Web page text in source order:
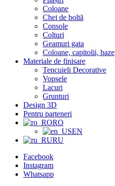
Coloane
Chei de boltă
Console
Colturi
Geamuri gata
Coloane, capitolii, baze
Materiale de finisare
Tencuieli Decorative
Vopsele
Lacuri
Grunturi
Design 3D
Pentru parteneri
RO
EN
RU
Facebook
Instagram
Whatsapp